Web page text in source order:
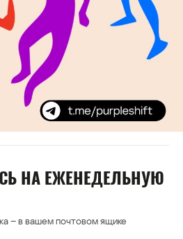
НА ЕЖЕНЕДЕЛЬНУЮ
– в вашем почтовом ящике